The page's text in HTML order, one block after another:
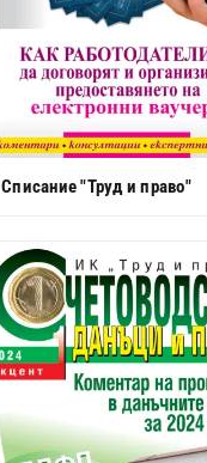
Списание "Труд и право"